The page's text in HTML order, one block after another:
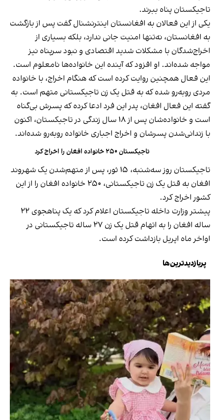
تاجیکستان پناه ببرند.
یکی از این فعالان به افغانستان اینترنشنال گفت پس از بازگشت
به افغانستان، نه‌تنها امنیت جانی ندارد، بلکه بسیاری از
اخراج‌شدگان با مشکلات شدید اقتصادی و نبود سرپناه نیز
مواجه شده‌اند. او افزود که آینده این خانواده‌ها نامعلوم است.
این فعال همچنین روایت کرده است که هنگام اخراج، با خانواده
مردی روبه‌رو شده که به قتل یک زن تاجیکستانی متهم است. به
گفته این فعال افغان، پدر این فرد ادعا کرده که پسرش بی‌گناه
است و خانواده‌شان پس از ۱۸ سال زندگی در تاجیکستان، اکنون
با زندانی‌شدن پسرشان و اخراج اجباری خانواده روبه‌رو شده‌اند.
تاجیکستان ۲۵۰ خانواده افغان را اخراج کرد
تاجیکستان روز سه‌شنبه، ۱۵ ثور، پس از متهم‌شدن یک شهروند
افغان به قتل یک زن تاجیکستانی، ۲۵۰ خانواده افغان را از این
کشور اخراج کرد.
پیشتر وزارت داخله تاجیکستان اعلام کرد که یک پناهجوی ۲۲
ساله افغان را به اتهام قتل یک زن ۲۷ ساله تاجیکستانی در
اواخر ماه اپریل بازداشت کرده است.
پربازدیدترین‌ها